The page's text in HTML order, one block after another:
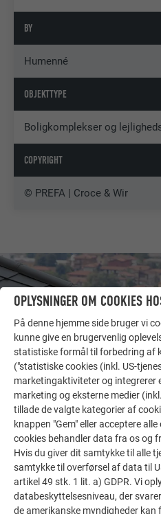
BY
Humenné
OBJEKTTYPE
Boligkomplekser og
COPYRIGHT
© PREFA | Croce & Wir
LAD DIG INSPIRERE
FLERE REFERENCER
De PREFA referentiegallerij
aluminium kan worden
OPLYSNINGER OM COOKIES
På denne hjemme side bruger vi
kunne give en brugervenlig
statistiske formål til forbedring af
("statistiske cookies (inkl. US-
marketingaktiviteter og integrerer
marketing og eksterne medier
tillade de valgte kategorier af
knappen "Gem" eller acceptere
cookies behandler data fra os og
Hvis du giver dit samtykke til alle
samtykke til overførsel af data til
artikel 49 stk. 1 lit. a) GDPR. Vi
databeskyttelsesniveau, der
de amerikanske myndigheder kan